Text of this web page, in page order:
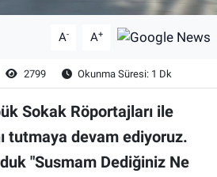
A- A+
2799 Okunma Süresi: 1 Dk
Sokak Röportajları ile
tutmaya devam ediyoruz.
"Susmam Dediğiniz Ne